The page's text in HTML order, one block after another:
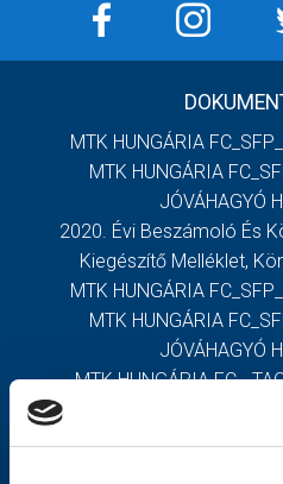
JEGYÉRTÉKESÍTÉS
EGYESÜLET
MTK HUNGÁRIA
MTK HUNGÁRIA
JÓVÁHAGYÓ
2020. Évi Beszámoló És
Kiegészítő Melléklet,
MTK HUNGÁRIA
MTK HUNGÁRIA
JÓVÁHAGYÓ
MTK HUNGÁRIA FC -
MTK HUNGÁRIA FC -